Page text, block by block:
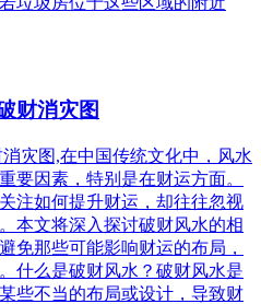
财消灾图
灾图,在中国传统文化中，风水
要因素，特别是在财运方面。
注如何提升财运，却往往忽视
本文将深入探讨破财风水的相
免那些可能影响财运的布局，
什么是破财风水？破财风水是
些不当的布局或设计，导致财